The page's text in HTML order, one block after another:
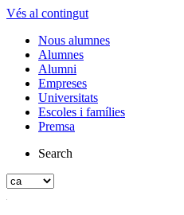
Vés al contingut
Nous alumnes
Alumnes
Alumni
Empreses
Universitats
Escoles i famílies
Premsa
Search